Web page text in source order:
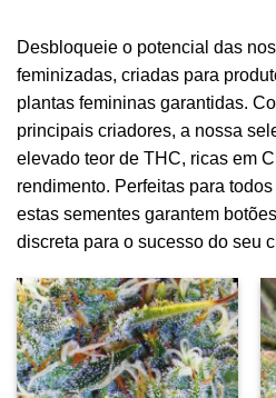
Desbloqueie o potencial das
feminizadas, criadas para
plantas femininas garantidas.
principais criadores, a nossa
elevado teor de THC, ricas em
rendimento. Perfeitas para
estas sementes garantem
discreta para o sucesso do seu